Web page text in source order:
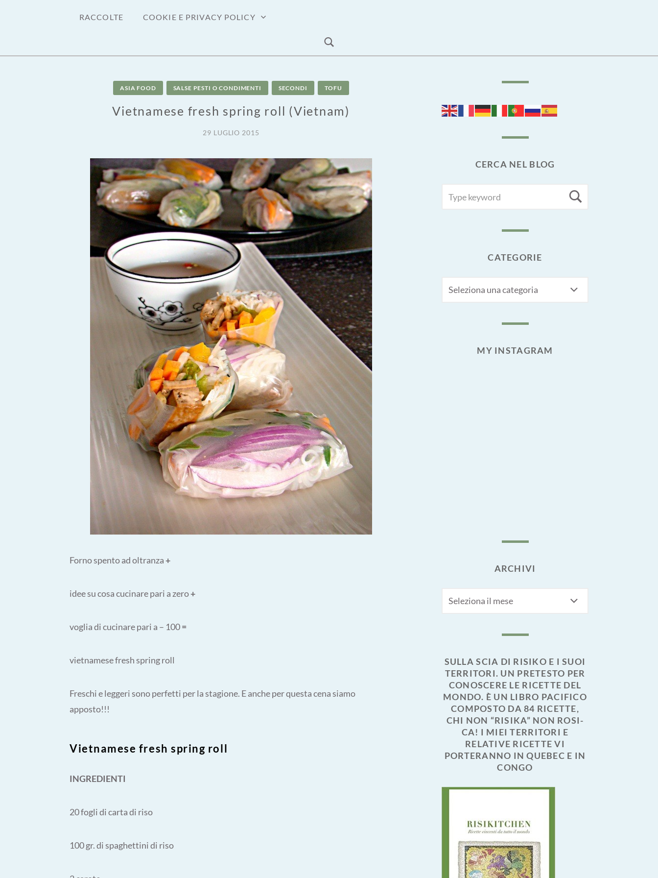
RACCOLTE COOKIE E PRIVACY POLICY
ASIA FOOD SALSE PESTI O CONDIMENTI SECONDI TOFU
Vietnamese fresh spring roll (Vietnam)
29 LUGLIO 2015
Forno spento ad oltranza+
idee su cosa cucinare pari a zero+
voglia di cucinare pari a – 100=
vietnamese fresh spring roll
Freschi e leggeri sono perfetti per la stagione. E anche per questa cena siamo
apposto!!!
Vietnamese fresh spring roll
INGREDIENTI
20 fogli di carta di riso
100 gr. di spaghettini di riso
CERCA NEL BLOG
FOR:
CATEGORIE
MY INSTAGRAM
ARCHIVI
SULLA SCIA DI RISIKO E I SUOI
TERRITORI. UN PRETESTO PER
CONOSCERE LE RICETTE DEL
MONDO. È UN LIBRO PACIFICO
COMPOSTO DA 84 RICETTE,
CHI NON “RISIKA” NON ROSI-
CA! I MIEI TERRITORI E
RELATIVE RICETTE VI
PORTERANNO IN QUEBEC E IN
CONGO